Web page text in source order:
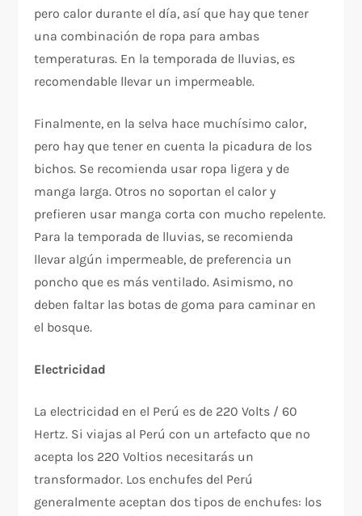
pero calor durante el día, así que hay que tener
una combinación de ropa para ambas
temperaturas. En la temporada de lluvias, es
recomendable llevar un impermeable.
Finalmente, en la selva hace muchísimo calor,
pero hay que tener en cuenta la picadura de los
bichos. Se recomienda usar ropa ligera y de
manga larga. Otros no soportan el calor y
prefieren usar manga corta con mucho repelente.
Para la temporada de lluvias, se recomienda
llevar algún impermeable, de preferencia un
poncho que es más ventilado. Asimismo, no
deben faltar las botas de goma para caminar en
el bosque.
Electricidad
La electricidad en el Perú es de 220 Volts / 60
Hertz. Si viajas al Perú con un artefacto que no
acepta los 220 Voltios necesitarás un
transformador. Los enchufes del Perú
generalmente aceptan dos tipos de enchufes: los